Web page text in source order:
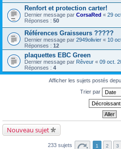
Renfort et protection carter!
Dernier message par CorsaRed « 29
Réponses : 50
Références Graisseurs ?????
Dernier message par 2949olivier « 10
Réponses : 12
plaquettes EBC Green
Dernier message par Rêveur « 09 oct.
Réponses : 4
Afficher les sujets postés
Trier par
Nouveau sujet
233 sujets 1 2 3